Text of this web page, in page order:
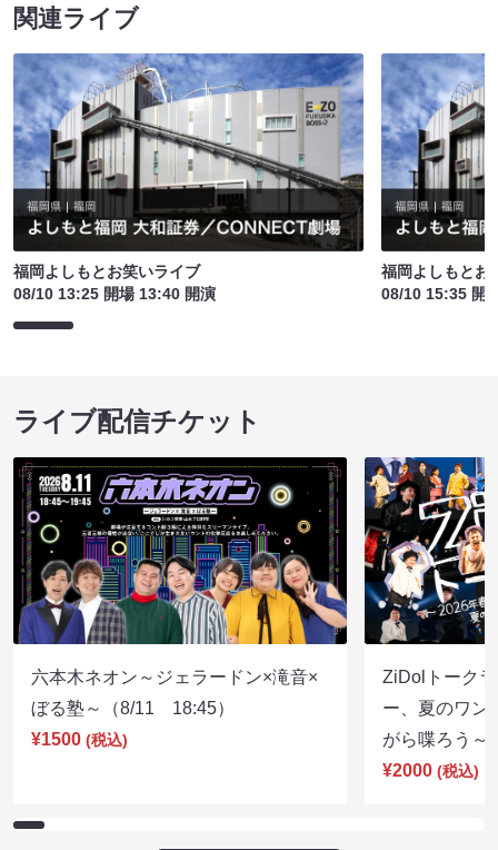
関連ライブ
福岡よしもとお笑いライブ
08/10 13:25 開場 13:40 開演
福岡よしもとお
08/10 15:35 開
ライブ配信チケット
六本木ネオン～ジェラードン×滝音×
ぼる塾～（8/11 18:45）
¥1500 (税込)
ZiDolトーク
ー、夏のワン
がら喋ろう
¥2000 (税込)